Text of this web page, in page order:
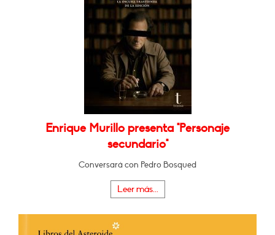
Enrique Murillo presenta "Personaje
secundario"
Conversará con Pedro Bosqued
Leer más...